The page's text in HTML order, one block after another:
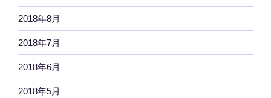
2018年8月
2018年7月
2018年6月
2018年5月